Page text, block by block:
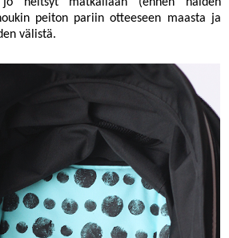
peiton pariin otteeseen maasta ja
välistä.